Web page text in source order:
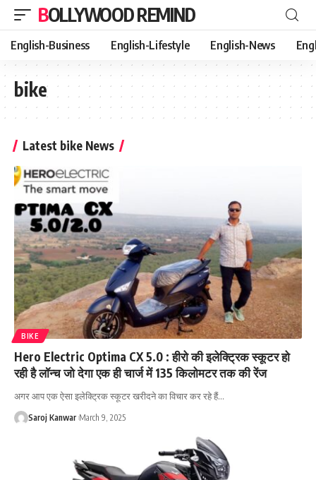
BOLLYWOOD REMIND
English-Business English-Lifestyle English-News
bike
Latest bike News
BIKE
Hero Electric Optima CX 5.0 : हीरो की इलेक्ट्रिक स्कूटर हो
रही है लॉन्च जो देगा एक ही चार्ज में 135 किलोमटर तक की रेंज
अगर आप एक ऐसा इलेक्ट्रिक स्कूटर खरीदने का विचार कर रहे हैं…
Saroj Kanwar March 9, 2025